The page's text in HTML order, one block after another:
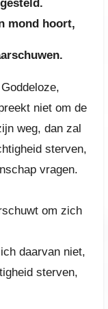
mond hoort,
niet om de
weg, dan zal
sterven,
vragen.
om zich
daarvan niet,
sterven,